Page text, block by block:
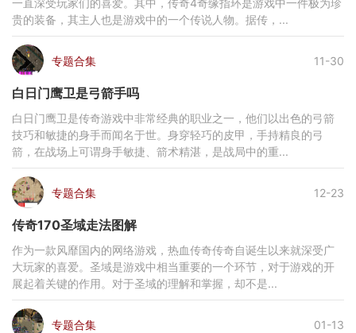
一直深受玩家们的喜爱。其中，传奇4奇缘指环是游戏中一件极为珍
贵的装备，其主人也是游戏中的一个传说人物。据传，...
专题合集 11-30
白日门鹰卫是弓箭手吗
白日门鹰卫是传奇游戏中非常经典的职业之一，他们以出色的弓箭
技巧和敏捷的身手而闻名于世。身穿轻巧的皮甲，手持精良的弓
箭，在战场上可谓身手敏捷、箭术精湛，是战局中的重...
专题合集 12-23
传奇170圣域走法图解
作为一款风靡国内的网络游戏，热血传奇传奇自诞生以来就深受广
大玩家的喜爱。圣域是游戏中相当重要的一个环节，对于游戏的开
展起着关键的作用。对于圣域的理解和掌握，却不是...
专题合集 01-13